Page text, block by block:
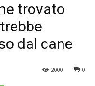
trovato
dal cane
0
2000